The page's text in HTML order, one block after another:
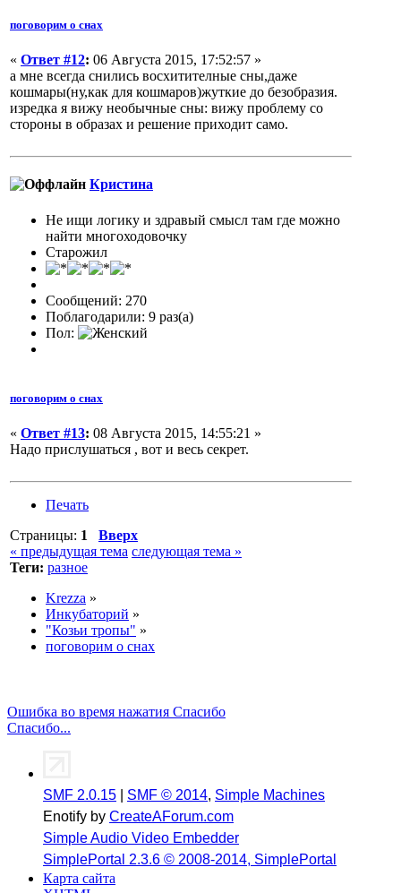
поговорим о снах
« Ответ #12: 06 Августа 2015, 17:52:57 »
а мне всегда снились восхитителные сны,даже
кошмары(ну,как для кошмаров)жуткие до безобразия.
изредка я вижу необычные сны: вижу проблему со
стороны в образах и решение приходит само.
Кристина
Не ищи логику и здравый смысл там где можно
найти многоходовочку
Старожил
Сообщений: 270
Поблагодарили: 9 раз(а)
Пол:
поговорим о снах
« Ответ #13: 08 Августа 2015, 14:55:21 »
Надо прислушаться , вот и весь секрет.
Печать
Страницы: 1
Вверх
« предыдущая тема следующая тема »
Теги: разное
Krezza »
Инкубаторий »
"Козьи тропы" »
поговорим о снах
Ошибка во время нажатия Спасибо
Спасибо...
SMF 2.0.15 SMF © 2014, Simple Machines
Enotify by CreateAForum.com
Simple Audio Video Embedder
SimplePortal 2.3.6 © 2008-2014, SimplePortal
Карта сайта